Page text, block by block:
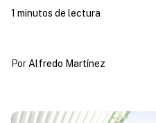
Por Alfredo Martínez
1 minutos de lectura